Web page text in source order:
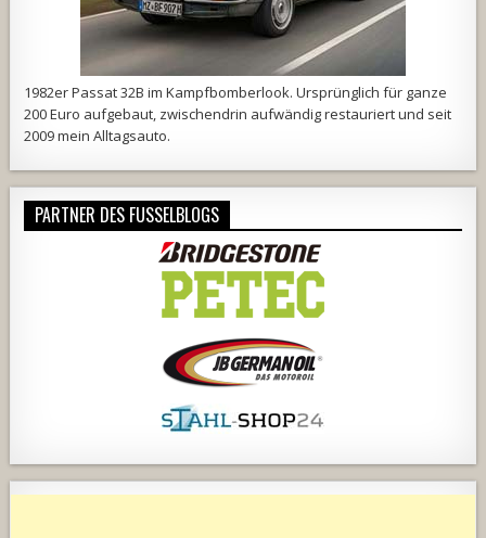
1982er Passat 32B im Kampfbomberlook. Ursprünglich für ganze
200 Euro aufgebaut, zwischendrin aufwändig restauriert und seit
2009 mein Alltagsauto.
PARTNER DES FUSSELBLOGS